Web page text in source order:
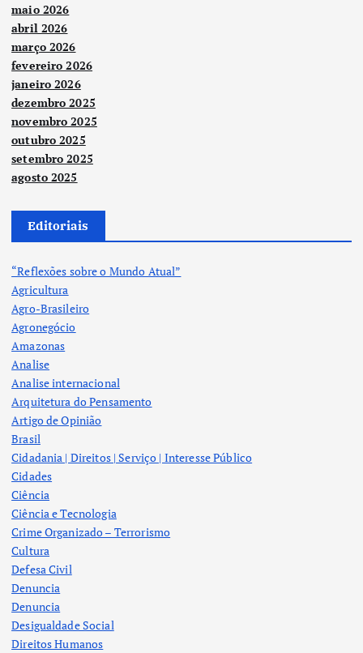
maio 2026
abril 2026
março 2026
fevereiro 2026
janeiro 2026
dezembro 2025
novembro 2025
outubro 2025
setembro 2025
agosto 2025
Editoriais
“Reflexões sobre o Mundo Atual”
Agricultura
Agro-Brasileiro
Agronegócio
Amazonas
Analise
Analise internacional
Arquitetura do Pensamento
Artigo de Opinião
Brasil
Cidadania | Direitos | Serviço | Interesse Público
Cidades
Ciência
Ciência e Tecnologia
Crime Organizado – Terrorismo
Cultura
Defesa Civil
Denuncia
Denuncia
Desigualdade Social
Direitos Humanos